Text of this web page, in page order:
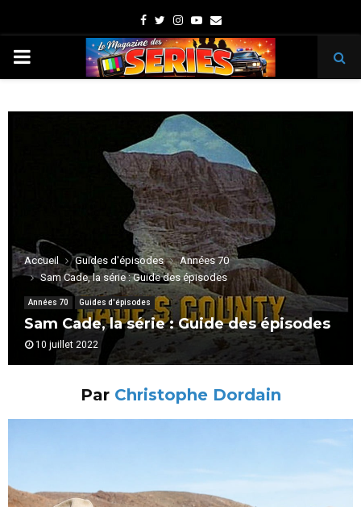
Facebook
TwitterInstagram
Youtube
Email
PRIMARY
Accueil Guides d'épisodes
Années 70
Sam Cade, la série : Guide des épisodes
Années 70 Guides d'épisodes
Sam Cade, la série : Guide des épisodes
10 juillet 2022
Par Christophe Dordain